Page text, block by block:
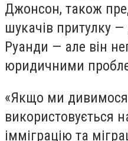
Джонсон, також
шукачів притулку —
Руанди — але він
юридичними
«Якщо ми дивимося
використовується
імміграцію та